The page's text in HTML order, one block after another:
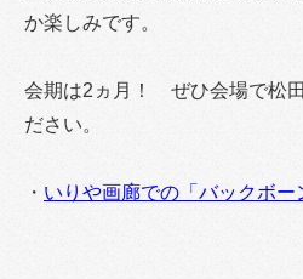
か楽しみです。
会期は2ヵ月！ ぜひ会場で松
ださい。
・ いりや画廊での「バックボー